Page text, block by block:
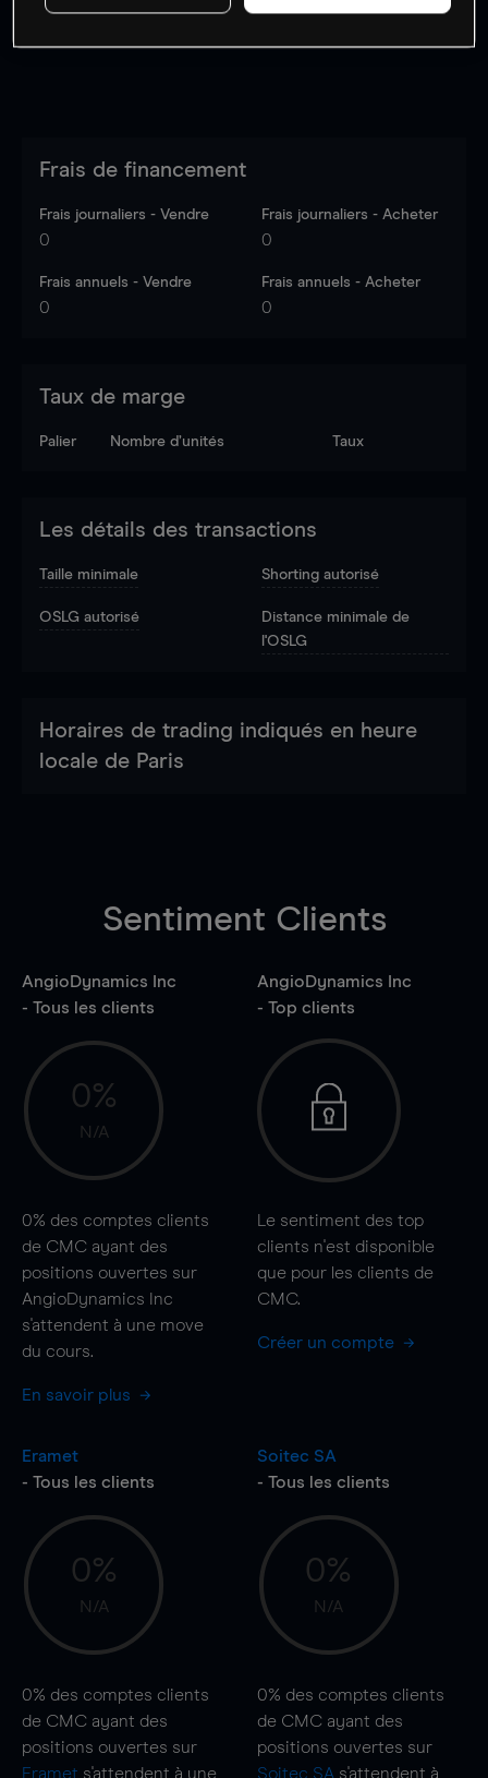
Frais de financement
Frais journaliers - Vendre
0
Frais journaliers - Acheter
0
Frais annuels - Vendre
0
Frais annuels - Acheter
0
Taux de marge
Palier Nombre d’unités Taux
Les détails des transactions
Taille minimale Shorting autorisé
OSLG autorisé
Distance minimale de
l'OSLG
Horaires de trading indiqués en heure
locale de Paris
Sentiment Clients
AngioDynamics Inc
- Tous les clients
0%
N/A
0% des comptes clients
de CMC ayant des
positions ouvertes sur
AngioDynamics Inc
s'attendent à une move
du cours.
En savoir plus
AngioDynamics Inc
- Top clients
Le sentiment des top
clients n'est disponible
que pour les clients de
CMC.
Créer un compte
Eramet
- Tous les clients
0%
N/A
0% des comptes clients
de CMC ayant des
positions ouvertes sur
Eramet s'attendent à une
Soitec SA
- Tous les clients
0%
N/A
0% des comptes clients
de CMC ayant des
positions ouvertes sur
Soitec SA s'attendent à